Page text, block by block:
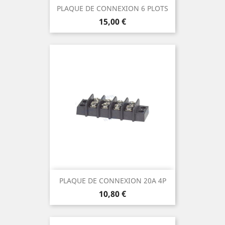
PLAQUE DE CONNEXION 6 PLOTS
Prix
15,00 €
PLAQUE DE CONNEXION 20A 4P
Prix
10,80 €